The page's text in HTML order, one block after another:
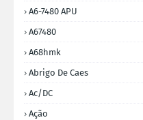
A6-7480 APU
A67480
A68hmk
Abrigo De Caes
Ac/DC
Ação